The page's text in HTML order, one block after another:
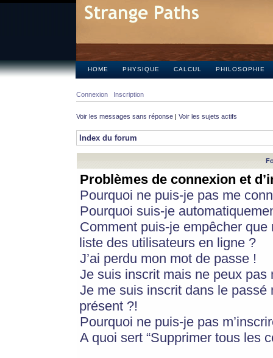
HOME PHYSIQUE CALCUL PHILOSOPHIE
Connexion Inscription
Voir les messages sans réponse | Voir les sujets actifs
Index du forum
Problèmes de connexion et
Pourquoi ne puis-je pas me
Pourquoi suis-je
Comment puis-je empêcher
liste des utilisateurs en ligne ?
J’ai perdu mon mot de passe !
Je suis inscrit mais ne peux pas
Je me suis inscrit dans le
présent ?!
Pourquoi ne puis-je pas
A quoi sert “Supprimer tous les